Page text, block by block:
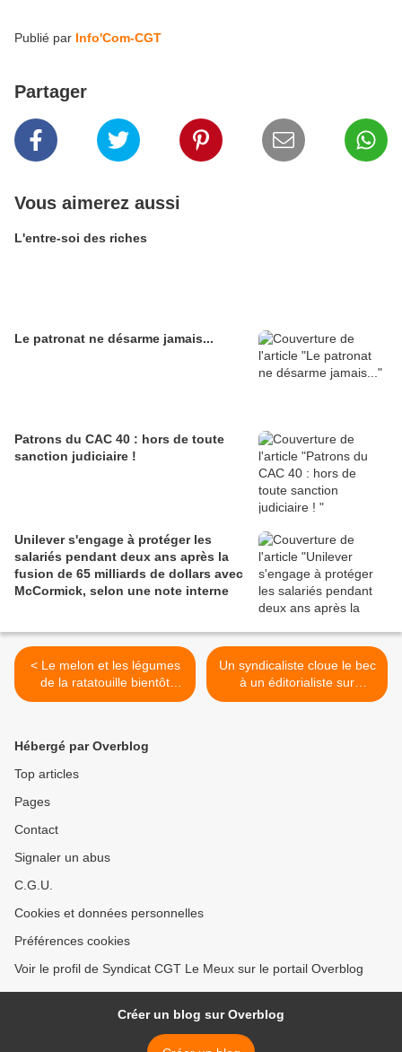
Publié par Info'Com-CGT
Partager
Vous aimerez aussi
L'entre-soi des riches
Le patronat ne désarme jamais...
Patrons du CAC 40 : hors de toute
sanction judiciaire !
Unilever s'engage à protéger les
salariés pendant deux ans après la
fusion de 65 milliards de dollars avec
McCormick, selon une note interne
< Le melon et les légumes
de la ratatouille bientôt
cotés au CAC 40?
Un syndicaliste cloue le bec
à un éditorialiste sur
l'augmentation des salaires
Hébergé par Overblog
Top articles
Pages
Contact
Signaler un abus
C.G.U.
Cookies et données personnelles
Préférences cookies
Voir le profil de Syndicat CGT Le Meux sur le portail Overblog
Créer un blog sur Overblog